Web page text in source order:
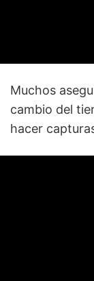
Muchos
cambio del
hacer